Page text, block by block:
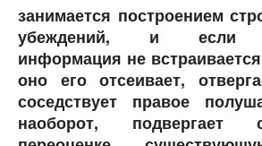
занимается построением
убеждений, и если
информация не
оно его отсеивает,
соседствует правое
наоборот,